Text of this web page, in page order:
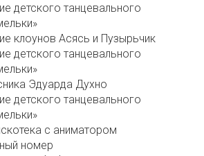
детского танцевального
клоунов Асясь и Пузырьчик
детского танцевального
Эдуарда Духно
детского танцевального
с аниматором
номер